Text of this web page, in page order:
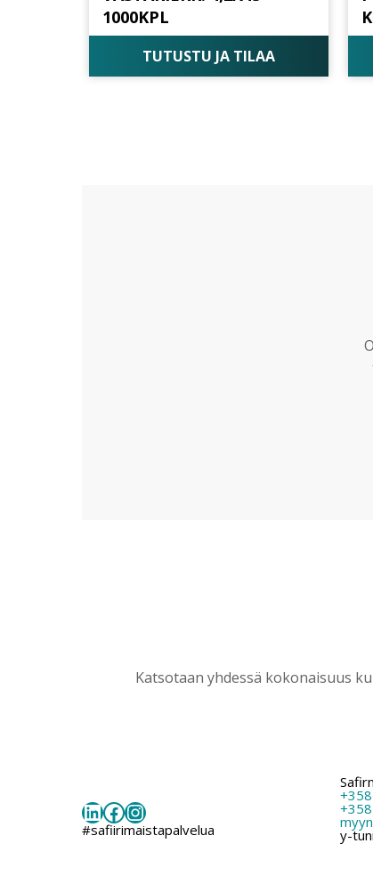
1000KPL
TUTUSTU JA TILAA
Katsotaan yhdessä kokonaisuus
LinkedIn
Facebook
Instagram
#safiirimaistapalvelua y-